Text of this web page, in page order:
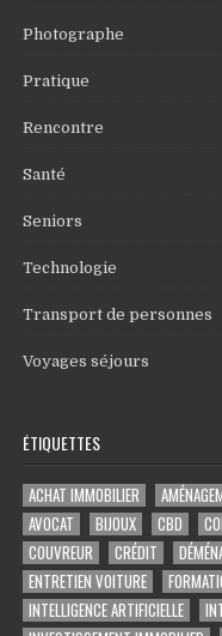
Photographe
Pratique
Rencontre
Santé
Seniors
Technologie
Transport de personnes
Voyages séjours
ÉTIQUETTES
ACHAT IMMOBILIER
AVOCAT
BIJOUX CBD
COUVREUR
CRÉDIT
ENTRETIEN VOITURE
INTELLIGENCE ARTIFICIELLE